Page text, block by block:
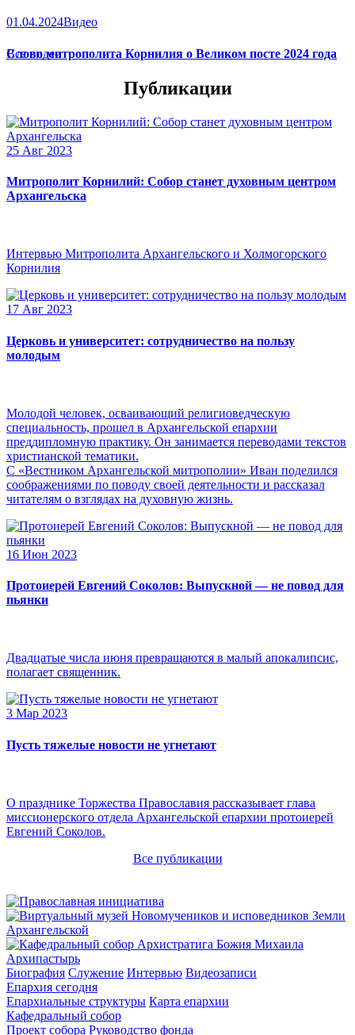
01.04.2024Видео
Слово митрополита Корнилия о Великом посте 2024 года
Все видео
Публикации
25 Авг 2023
Митрополит Корнилий: Собор станет духовным центром
Архангельска
Интервью Митрополита Архангельского и Холмогорского
Корнилия
17 Авг 2023
Церковь и университет: сотрудничество на пользу
молодым
Молодой человек, осваивающий религиоведческую
специальность, прошел в Архангельской епархии
преддипломную практику. Он занимается переводами текстов
христианской тематики.
С «Вестником Архангельской митрополии» Иван поделился
соображениями по поводу своей деятельности и рассказал
читателям о взглядах на духовную жизнь.
16 Июн 2023
Протоиерей Евгений Соколов: Выпускной — не повод для
пьянки
Двадцатые числа июня превращаются в малый апокалипсис,
полагает священник.
3 Мар 2023
Пусть тяжелые новости не угнетают
О празднике Торжества Православия рассказывает глава
миссионерского отдела Архангельской епархии протоиерей
Евгений Соколов.
Все публикации
Архипастырь
Биография Служение Интервью Видеозаписи
Епархия сегодня
Епархиальные структуры Карта епархии
Кафедральный собор
Проект собора Руководство фонда